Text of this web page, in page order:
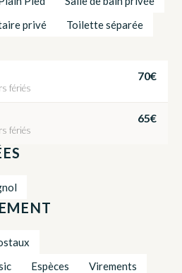
privé Toilette séparée
70€
fériés
65€
fériés
Espèces Virements